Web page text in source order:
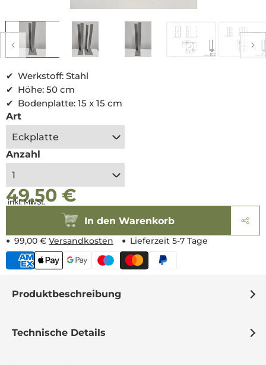
1
in
Modal
öffnen
2
Produktbeschreibung
Technische Details
Werkstoff: Stahl
Höhe: 50 cm
Bodenplatte: 15 x 15 cm
Art
Anzahl
Normaler
Preis
49,50 €
Normaler
Preis
inkl. MwSt.
In den Warenkorb
99,00 € Versandkosten Lieferzeit 5-7 Tage